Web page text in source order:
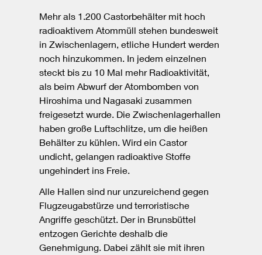
Mehr als 1.200 Castorbehälter mit hoch
radioaktivem Atommüll stehen bundesweit
in Zwischenlagern, etliche Hundert werden
noch hinzukommen. In jedem einzelnen
steckt bis zu 10 Mal mehr Radioaktivität,
als beim Abwurf der Atombomben von
Hiroshima und Nagasaki zusammen
freigesetzt wurde. Die Zwischenlagerhallen
haben große Luftschlitze, um die heißen
Behälter zu kühlen. Wird ein Castor
undicht, gelangen radioaktive Stoffe
ungehindert ins Freie.
Alle Hallen sind nur unzureichend gegen
Flugzeugabstürze und terroristische
Angriffe geschützt. Der in Brunsbüttel
entzogen Gerichte deshalb die
Genehmigung. Dabei zählt sie mit ihren